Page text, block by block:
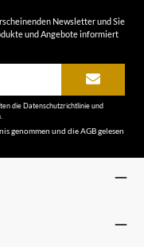
Newsletter und Sie
und Angebote informiert
die Datenschutzrichtlinieund
.
genommen und dieAGBgelesen